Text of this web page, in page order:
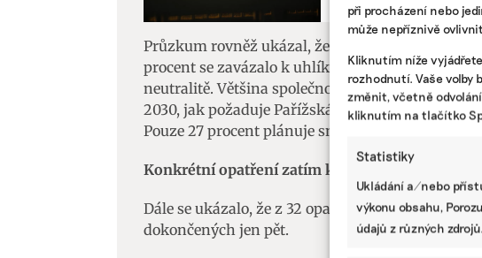
při procházení nebo
může nepříznivě
Kliknutím níže
rozhodnutí. Vaše volby
změnit, včetně
kliknutím na tlačítko
Statistiky
Ukládání a/nebo
výkonu obsahu,
údajů z různých zdrojů.
Průzkum rovněž ukázal, že ambice českých
procent se zavázalo k uhlíkové negativitě a 12
neutralitě. Většina společností tak nedosáhne
2030, jak požaduje Pařížská dohoda. Těch, co se
Pouze 27 procent plánuje snížit emise o 45 procent
Konkrétní opatření zatím kulhají
Dále se ukázalo, že z 32 opatření přijatých v
dokončených jen pět.